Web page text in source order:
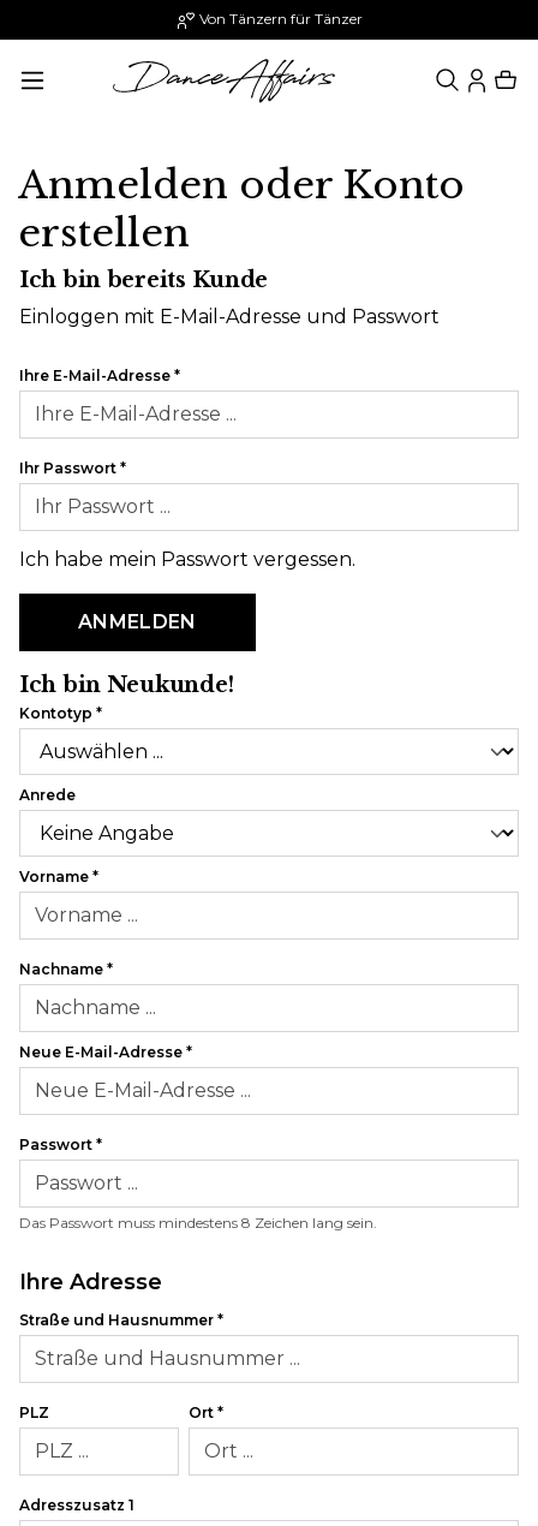
Von Tänzern für Tänzer
Anmelden oder Konto
erstellen
Ich bin bereits Kunde
Einloggen mit E-Mail-Adresse und Passwort
Ihre E-Mail-Adresse *
Ihr Passwort *
Ich habe mein Passwort vergessen.
ANMELDEN
Ich bin Neukunde!
Persönliche Informationen
Kontotyp *
Anrede
Vorname *
Nachname *
Neue E-Mail-Adresse *
Passwort *
Das Passwort muss mindestens 8 Zeichen lang sein.
Ihre Adresse
Straße und Hausnummer *
PLZ Ort*
Adresszusatz 1